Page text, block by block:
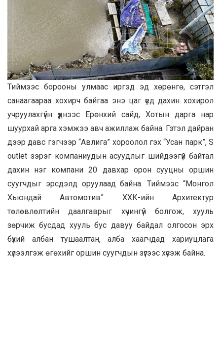
Тиймээс борооны улмаас иргэд эд хөрөнгө, сэтгэл
санаагаараа хохирч байгаа энэ цаг үед дахин хохирол
учруулахгүйн үүднээс Ерөнхий сайд, Хотын дарга нар
шуурхай арга хэмжээ авч ажиллаж байна. Гэтэл дайран
дээр давс гэгчээр “Авлига” хороолол гэх “Усан парк”, S
outlet зэрэг компаниудын асуудлыг шийдээгүй байтал
дахин нэг компани 20 давхар орон сууцны оршин
суугчдыг эрсдэлд оруулаад байна. Тиймээс “Монгол
Хьюндай Автомотив” ХХК-ийн Архитектур
төлөвлөлтийн даалгаврыг хүчингүй болгож, хууль
зөрчиж бусдад хууль бус давуу байдал олгосон эрх
бүхий албан тушаалтан, алба хаагчдад хариуцлага
хүлээлгэж өгөхийг оршин суугчдын зүгээс хүсэж байна.